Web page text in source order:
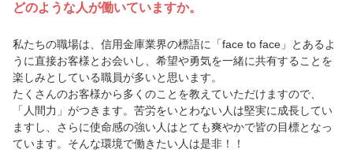
どのような人が働いていますか。
私たちの職場は、信用金庫業界の標語に「face to face」とあるよ
うに直接お客様とお会いし、希望や勇気を一緒に共有することを
楽しみとしている職員が多いと思います。
たくさんのお客様から多くのことを教えていただけますので、
「人間力」がつきます。苦労をいとわない人は堅実に成長してい
ますし、さらに使命感の強い人はとても爽やかで皆の目標となっ
ています。そんな環境で働きたい人は是非！！